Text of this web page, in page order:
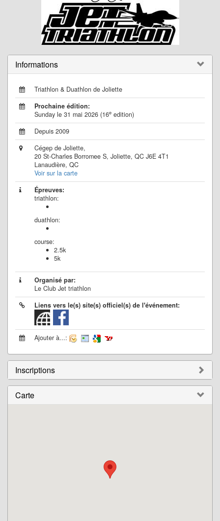
Informations
Triathlon & Duathlon de Joliette
Prochaine édition:
Sunday le 31 mai 2026 (16e edition)
Depuis 2009
Cégep de Joliette,
20 St-Charles Borromee S, Joliette, QC J6E 4T1
Lanaudière, QC
Voir sur la carte
Épreuves:
triathlon:
duathlon:
course:
2.5k
5k
Organisé par:
Le Club Jet triathlon
Liens vers le(s) site(s) officiel(s) de l'événement:
Ajouter à...:
Inscriptions
Carte